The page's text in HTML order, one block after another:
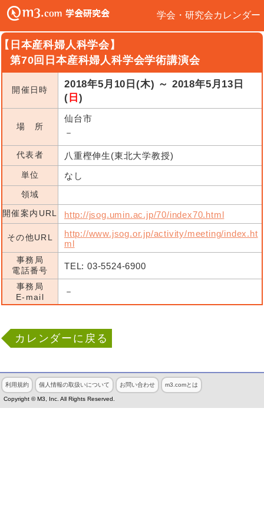
学会・研究会カレンダー
日本産科婦人科学会】
第70回日本産科婦人科学会学術講演会
開催日時
2018年5月10日(木) ～ 2018年5月13日
( 日 )
場 所
仙台市
－
代表者 八重樫伸生(東北大学教授)
単位 なし
領域
開催案内URL
http://jsog.umin.ac.jp/70/index70.html
その他URL
http://www.jsog.or.jp/activity/meeting/index.ht
ml
事務局
電話番号
TEL: 03-5524-6900
事務局
E-mail
－
カレンダーに戻る
利用規約 個人情報の取扱いについて お問い合わせ m3.comとは
Copyright © M3, Inc. All Rights Reserved.